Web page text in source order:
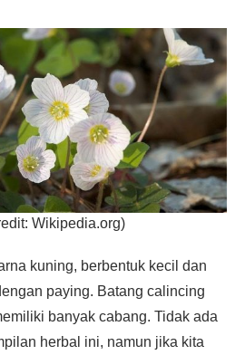
Wikipedia.org)
kuning, berbentuk kecil dan
paying. Batang calincing
banyak cabang. Tidak ada
herbal ini, namun jika kita